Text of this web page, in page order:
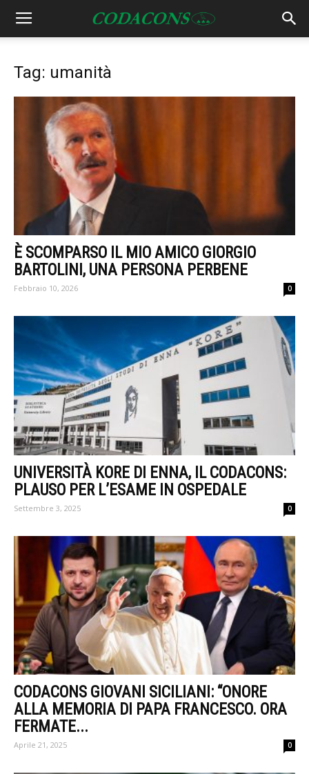
Tag: umanità
È SCOMPARSO IL MIO AMICO GIORGIO
BARTOLINI, UNA PERSONA PERBENE
Febbraio 10, 2026 0
UNIVERSITÀ KORE DI ENNA, IL CODACONS:
PLAUSO PER L’ESAME IN OSPEDALE
Settembre 3, 2025 0
CODACONS GIOVANI SICILIANI: “ONORE
ALLA MEMORIA DI PAPA FRANCESCO. ORA
FERMATE...
Aprile 21, 2025 0